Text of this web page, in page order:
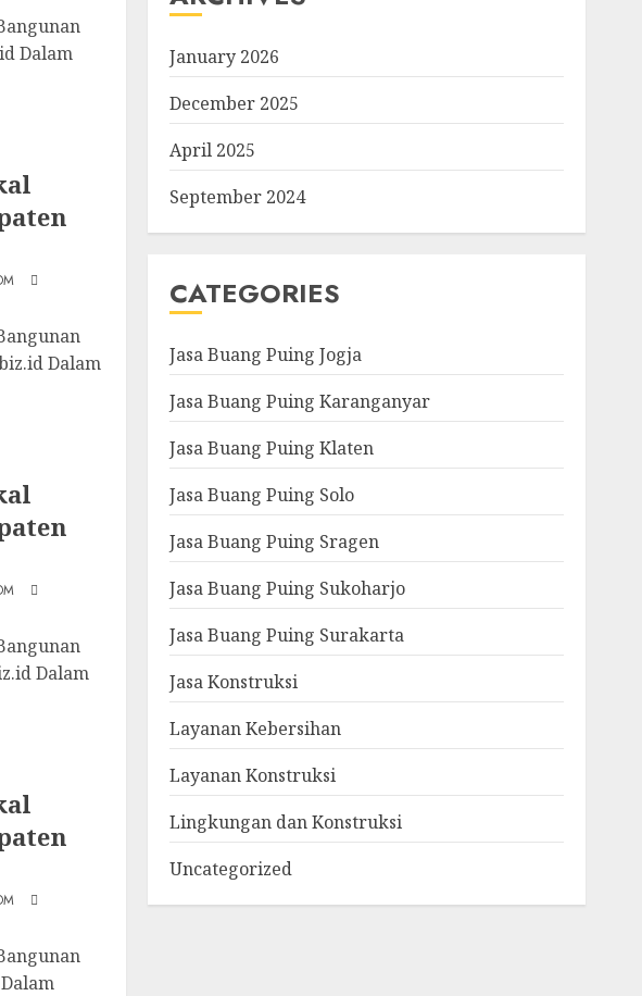
Dalam
Dalam
Dalam
January 2026
December 2025
April 2025
September 2024
CATEGORIES
Jasa Buang Puing Jogja
Jasa Buang Puing Karanganyar
Jasa Buang Puing Klaten
Jasa Buang Puing Solo
Jasa Buang Puing Sragen
Jasa Buang Puing Sukoharjo
Jasa Buang Puing Surakarta
Jasa Konstruksi
Layanan Kebersihan
Layanan Konstruksi
Lingkungan dan Konstruksi
Uncategorized